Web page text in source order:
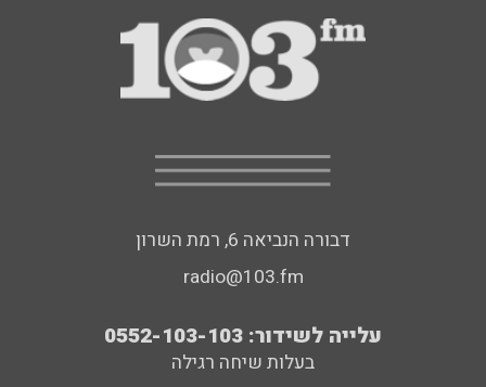
דבורה הנביאה 6, רמת השרון
radio@103.fm
עלייה לשידור: 0552-103-103
בעלות שיחה רגילה